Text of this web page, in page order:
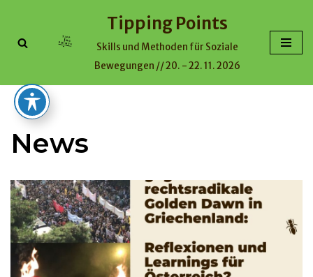
Zum
Tipping Points
Skills und Methoden für Soziale
Bewegungen // 20. - 22. 11. 2026
News